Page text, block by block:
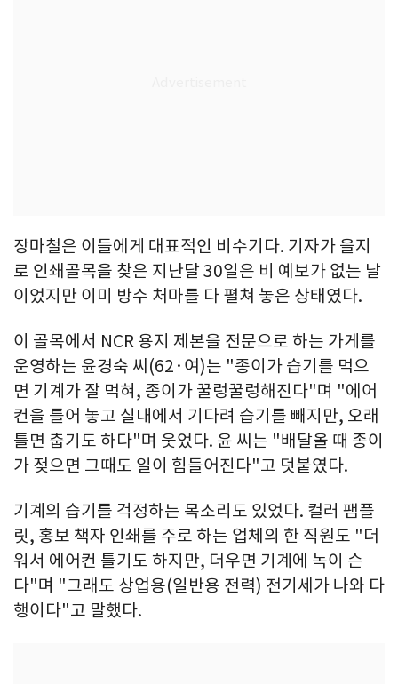
장마철은 이들에게 대표적인 비수기다. 기자가 을지
로 인쇄골목을 찾은 지난달 30일은 비 예보가 없는 날
이었지만 이미 방수 처마를 다 펼쳐 놓은 상태였다.
이 골목에서 NCR 용지 제본을 전문으로 하는 가게를
운영하는 윤경숙 씨(62·여)는 "종이가 습기를 먹으
면 기계가 잘 먹혀, 종이가 꿀렁꿀렁해진다"며 "에어
컨을 틀어 놓고 실내에서 기다려 습기를 빼지만, 오래
틀면 춥기도 하다"며 웃었다. 윤 씨는 "배달올 때 종이
가 젖으면 그때도 일이 힘들어진다"고 덧붙였다.
기계의 습기를 걱정하는 목소리도 있었다. 컬러 팸플
릿, 홍보 책자 인쇄를 주로 하는 업체의 한 직원도 "더
워서 에어컨 틀기도 하지만, 더우면 기계에 녹이 슨
다"며 "그래도 상업용(일반용 전력) 전기세가 나와 다
행이다"고 말했다.